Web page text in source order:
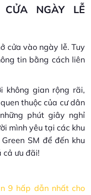
NGÀY LỄ
cửa vào ngày lễ. Tuy
tin bằng cách liên
không gian rộng rãi,
thuộc của cư dân
phút giây nghỉ
mình yêu tại các khu
SM để đến khu
cả ưu đãi!
9 hấp dẫn nhất cho